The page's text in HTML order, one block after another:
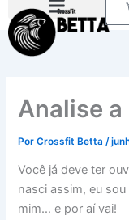
para
Analise
PorCrossfit Betta/
Você já deve ter
nasci assim, eu
mim… e por aí vai!